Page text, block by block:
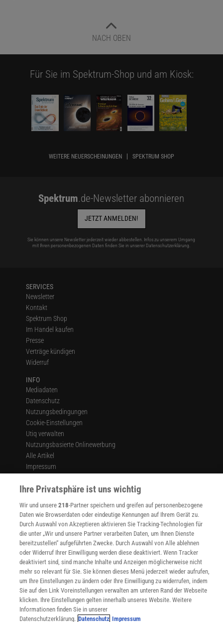
NACH OBEN
Für Sie im Spektrum-Shop und am Kiosk:
WEITERE NEUERSCHEINUNGEN SPEKTRUM SHOP
Spektrum.de-Newsletter abonnieren
JETZT ANMELDEN!
Sie können unsere Newsletter jederzeit wieder abbestellen. Infos zu unserem Umgang
mit Ihren personenbezogenen Daten finden Sie in unserer Datenschutzerklärung.
SERVICES
Newsletter
Kontakt
Spektrum Shop
Im Handel kaufen
Presse
Verträge kündigen
Widerruf
INFO
Mediadaten
Datenschutz
Nutzungsbedingungen
Cookie-Einstellungen
Utiq verwalten
Nutzungsbasierte Onlinewerbung
Alle Artikel
Impressum
WEITERE ANGEBOTE
Angebote für Schulen
Angebote für Institutionen
Sprachen lernen mit Gymglish
Lexika
Für Spektrum schreiben
Zugänglichkeitserklärung
WEBSEITEN
KielSCN
Wissenschaft in die Schulen
SciLogs
Ihre Privatsphäre ist uns wichtig
Wir und unsere218-Partner speichern und greifen auf personenbezogene
Daten wie Browserdaten oder eindeutige Kennungen auf Ihrem Gerät zu.
Durch Auswahl von Akzeptieren aktivieren Sie Tracking-Technologien für
die unter „Wir und unsere Partner verarbeiten Daten, um Ihnen Dienste
bereitzustellen“ aufgeführten Zwecke. Durch Auswahl von Alle ablehnen
oder Widerruf Ihrer Einwilligung werden diese deaktiviert. Wenn Tracker
deaktiviert sind, sind manche Inhalte und Anzeigen möglicherweise nicht
mehr so relevant für Sie. Sie können dieses Menü jederzeit wieder aufrufen,
um Ihre Einstellungen zu ändern oder Ihre Einwilligung zu widerrufen, indem
Sie auf den Link Voreinstellungen verwalten am unteren Rand der Webseite
klicken. Ihre Einstellungen gelten innerhalb unseres Website. Weitere
Informationen finden Sie in unserer
Datenschutzerklärung. Datenschutz Impressum